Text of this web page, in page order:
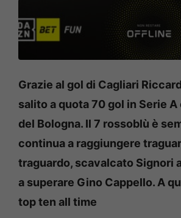
Grazie al gol di Cagliari
salito a quota 70 gol in Serie A
del Bologna. Il 7 rossoblù è
continua a raggiungere
traguardo, scavalcato Signori
a superare Gino Cappello. A
top ten all time